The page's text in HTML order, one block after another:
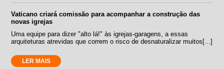
Vaticano criará comissão para acompanhar a construção das
novas igrejas
Uma equipe para dizer "alto lá!" às igrejas-garagens, a essas
arquiteturas atrevidas que correm o risco de desnaturalizar muitos[...]
LER MAIS